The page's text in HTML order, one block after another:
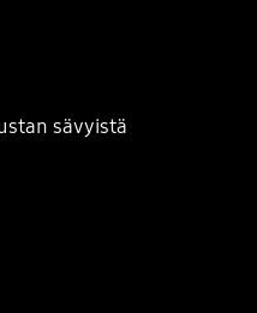
sävyistä
HDR 10+